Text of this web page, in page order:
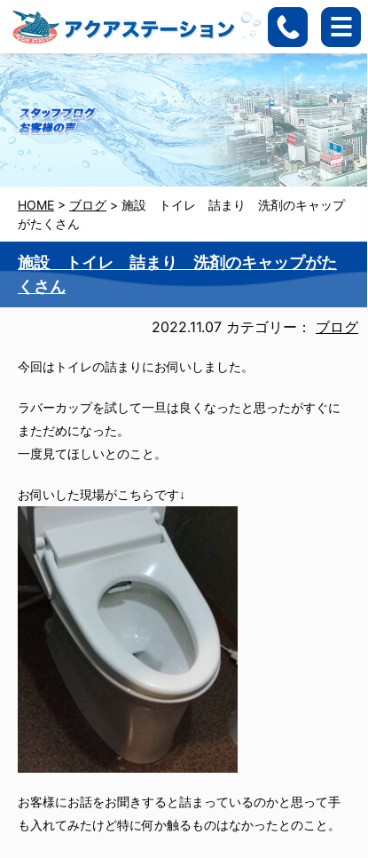
HOME > ブログ > 施設 トイレ 詰まり 洗剤のキャップ
がたくさん
施設 トイレ 詰まり 洗剤のキャップがた
くさん
2022.11.07 カテゴリー： ブログ
今回はトイレの詰まりにお伺いしました。
ラバーカップを試して一旦は良くなったと思ったがすぐに
まただめになった。
一度見てほしいとのこと。
お伺いした現場がこちらです↓
お客様にお話をお聞きすると詰まっているのかと思って手
も入れてみたけど特に何か触るものはなかったとのこと。